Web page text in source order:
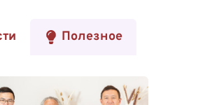
Полезное